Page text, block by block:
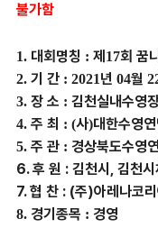
불가함
1. 대회명칭 : 제 17회 꿈
2. 기 간 : 2021년 04월
3. 장 소 : 김천실내수영
4. 주 최 : (사)대한수영
5. 주 관 : 경상북도수영
6.후 원 : 김천시 , 김천시
7.협 찬 : (주)아레나코
8. 경기종목 : 경영